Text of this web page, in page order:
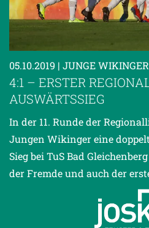
05.10.2019 | JUNGE
4:1 – ERSTER
AUSWÄRTSSIEG
In der 11. Runde der
Jungen Wikinger eine
Sieg bei TuS Bad
der Fremde und auch der